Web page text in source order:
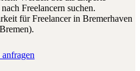
Freelancern suchen.
fürFreelancerin Bremerhaven
Bremen).